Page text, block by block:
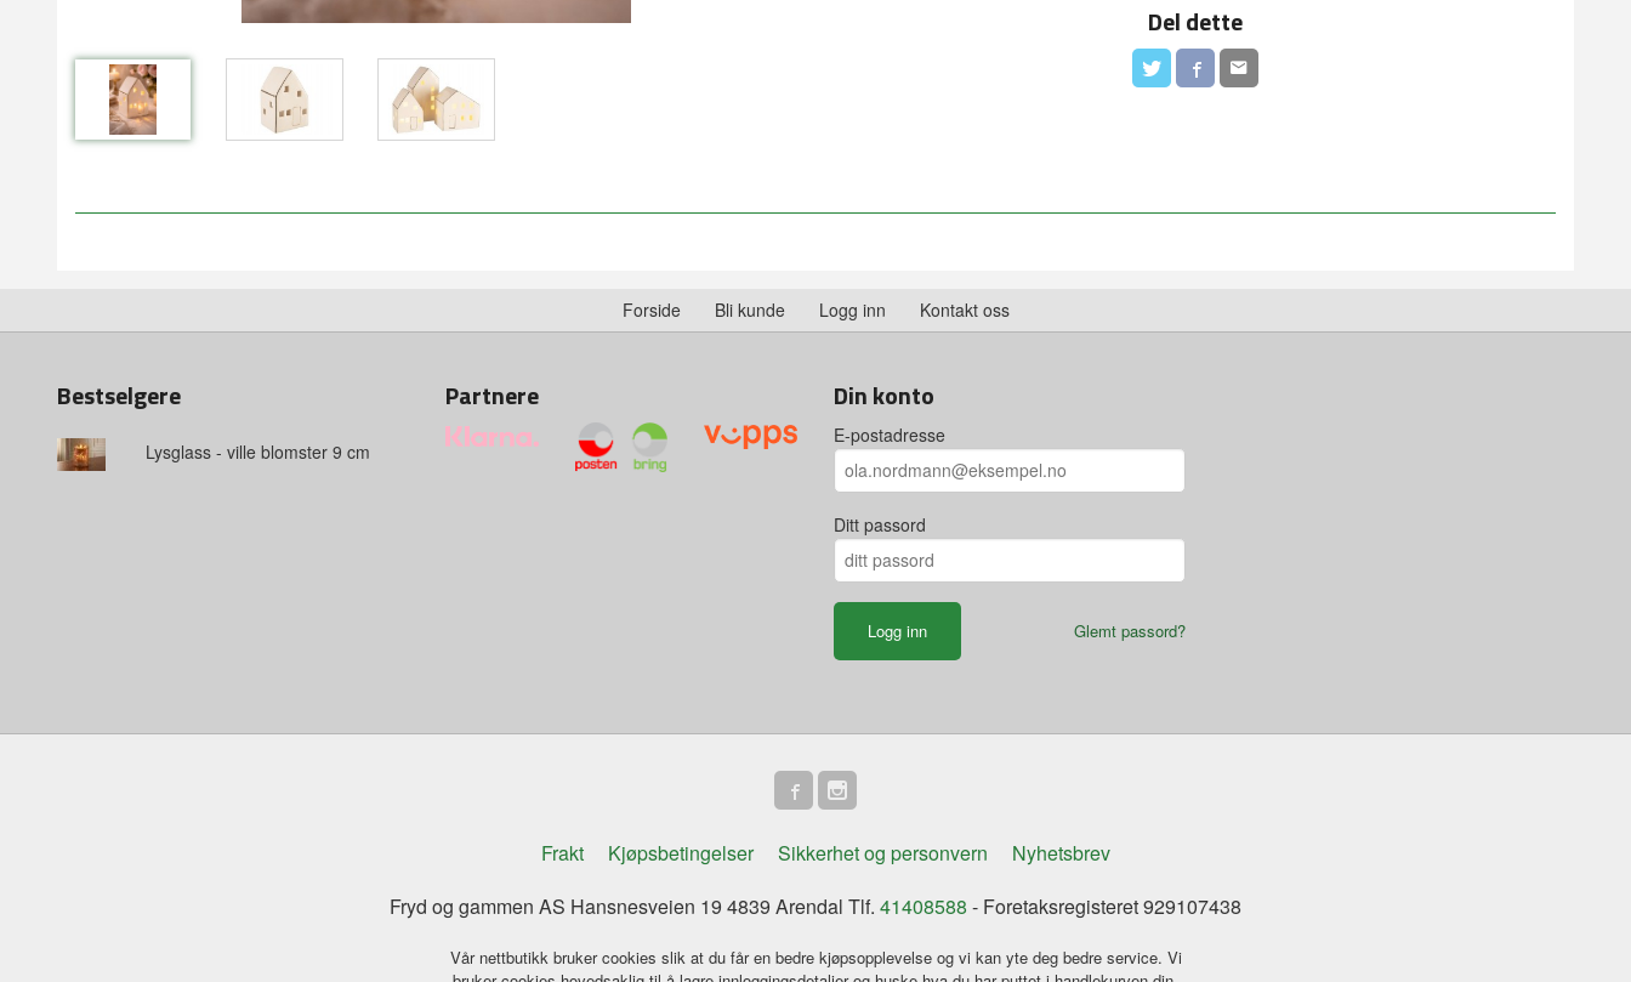
Del dette
Forside Bli kunde Logg inn Kontakt oss
Bestselgere
Lysglass - ville blomster 9 cm
Partnere Din konto
E-postadresse
Ditt passord
Glemt passord?
Frakt Kjøpsbetingelser Sikkerhet og personvern
Nyhetsbrev
Fryd og gammen AS Hansnesveien 19 4839 Arendal Tlf. 41408588 - Foretaksregisteret 929107438
Vår nettbutikk bruker cookies slik at du får en bedre kjøpsopplevelse og vi kan yte deg bedre service. Vi